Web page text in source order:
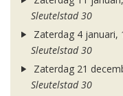
Sleutelstad 30
Zaterdag 4 januari,
Sleutelstad 30
Zaterdag 21
Sleutelstad 30